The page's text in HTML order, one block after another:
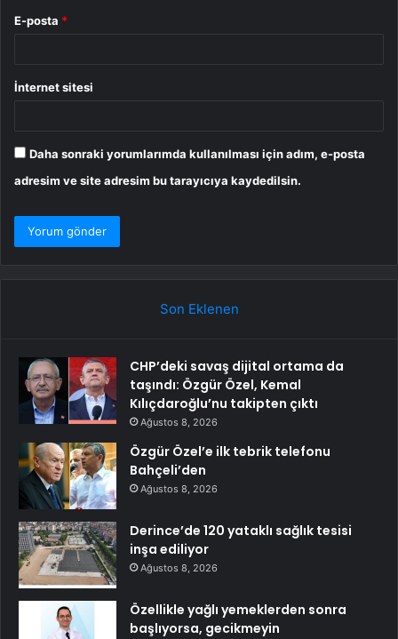
E-posta *
İnternet sitesi
Daha sonraki yorumlarımda kullanılması için adım, e-posta
adresim ve site adresim bu tarayıcıya kaydedilsin.
Son Eklenen
CHP’deki savaş dijital ortama da
taşındı: Özgür Özel, Kemal
Kılıçdaroğlu’nu takipten çıktı
Ağustos 8, 2026
Özgür Özel’e ilk tebrik telefonu
Bahçeli’den
Ağustos 8, 2026
Derince’de 120 yataklı sağlık tesisi
inşa ediliyor
Ağustos 8, 2026
Özellikle yağlı yemeklerden sonra
başlıyorsa, gecikmeyin